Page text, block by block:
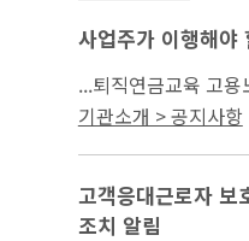
사업주가 이행해야
...퇴직연금교육 고용노동부고객상담센터 ☏135
0 직장내 성희롱 예방
기관소개 > 공지사항
고객응대근로자
조치 알림